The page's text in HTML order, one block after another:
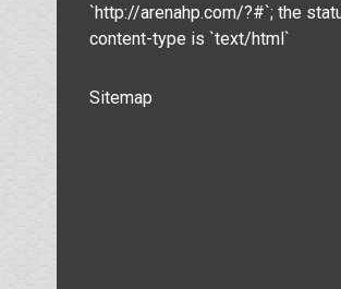
`http://arenahp.com/?#`; the
content-type is `text/html`
Sitemap